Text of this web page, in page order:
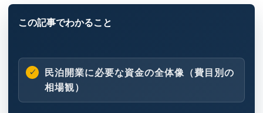
民泊開業に必要な資金の全体像（費目別の
相場観）